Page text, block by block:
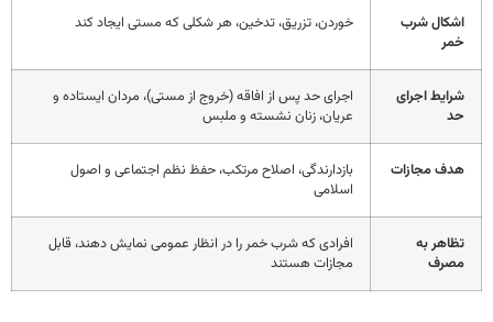
اشکال شرب
خمر
خوردن، تزریق، تدخین، هر شکلی که مستی ایجاد کند
شرایط اجرای
حد
اجرای حد پس از افاقه (خروج از مستی)، مردان ایستاده و
عریان، زنان نشسته و ملبس
هدف مجازات
بازدارندگی، اصلاح مرتکب، حفظ نظم اجتماعی و اصول
اسلامی
تظاهر به
مصرف
افرادی که شرب خمر را در انظار عمومی نمایش دهند، قابل
مجازات هستند